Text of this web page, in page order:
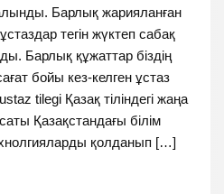
Барлық жарияланған
тегін жүктеп сабақ
Барлық құжаттар біздің
бойы кез-келген ұстаз
tilegi Қазақ тіліндегі жаңа
Қазақстандағы білім
қолданып […]